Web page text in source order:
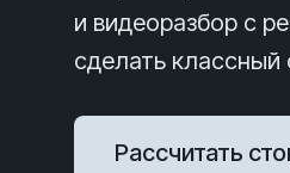
и видеоразбор с
сделать классный
Рассчитать